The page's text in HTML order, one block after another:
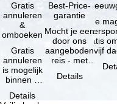
Gratis
annuleren
&
omboeken
Gratis
annuleren
is mogelijk
binnen 5
de
Details
Best-Price-
garantie
Mocht je een
door ons
aangeboden
reis - met
beschikbaarheid
Details
Je
gratis
als vijf